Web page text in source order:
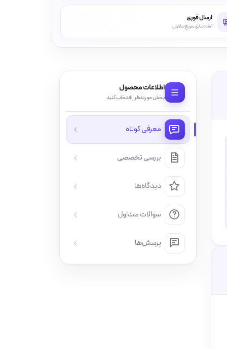
اطلاعات محصول
بخش موردنظر را انتخاب کنید
معرفی کوتاه
بررسی تخصصی
دیدگاه‌ها
سوالات متداول
پرسش‌ها
ارسال فوری
آماده‌سازی سریع سفارش